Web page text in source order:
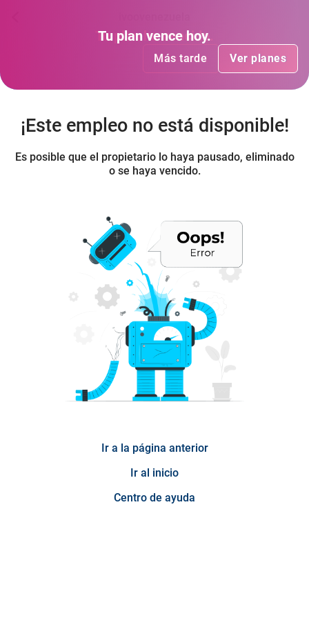
Tu plan ha vencido.
Más tarde Ver planes
Tu plan vence hoy.
Más tarde Ver planes
¡Este empleo no está disponible!
Es posible que el propietario lo haya pausado, eliminado
o se haya vencido.
Ir a la página anterior
Ir al inicio
Centro de ayuda